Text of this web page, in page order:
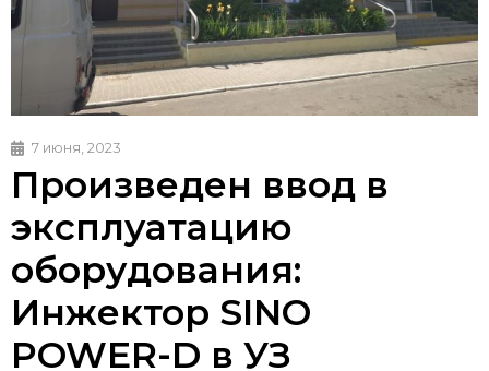
7 июня, 2023
Произведен ввод в
эксплуатацию
оборудования:
Инжектор SINO
POWER-D в УЗ